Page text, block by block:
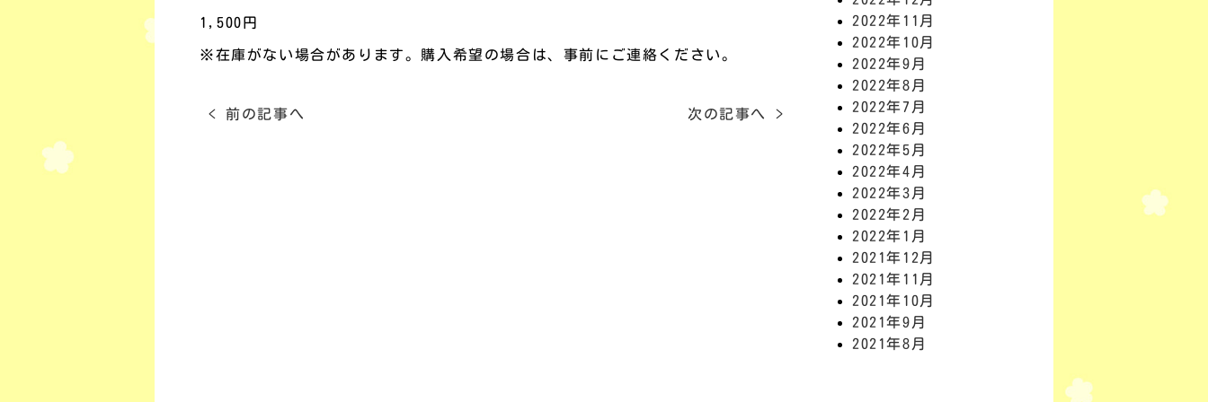
1,500円
※在庫がない場合があります。購入希望の場合は、事前にご連絡ください。
< 前の記事へ 次の記事へ >
2022年11月
2022年10月
2022年9月
2022年8月
2022年7月
2022年6月
2022年5月
2022年4月
2022年3月
2022年2月
2022年1月
2021年12月
2021年11月
2021年10月
2021年9月
2021年8月